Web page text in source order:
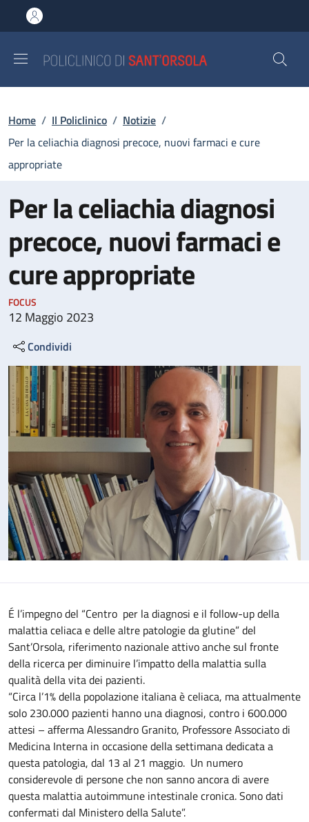
al contenuto principale
to footer content
Briciole di pane
Home / Il Policlinico / Notizie /
Per la celiachia diagnosi precoce, nuovi farmaci e cure
appropriate
Per la celiachia diagnosi
precoce, nuovi farmaci e
cure appropriate
FOCUS
12 Maggio 2023
Condividi
É l’impegno del “Centro per la diagnosi e il follow-up della
malattia celiaca e delle altre patologie da glutine” del
Sant’Orsola, riferimento nazionale attivo anche sul fronte
della ricerca per diminuire l’impatto della malattia sulla
qualità della vita dei pazienti.
“Circa l’1% della popolazione italiana è celiaca, ma attualmente
solo 230.000 pazienti hanno una diagnosi, contro i 600.000
attesi – afferma Alessandro Granito, Professore Associato di
Medicina Interna in occasione della settimana dedicata a
questa patologia, dal 13 al 21 maggio. Un numero
considerevole di persone che non sanno ancora di avere
questa malattia autoimmune intestinale cronica. Sono dati
confermati dal Ministero della Salute”.